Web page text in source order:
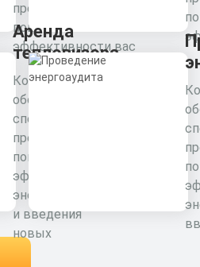
предприятия для
повышения
эффективности вас
Аренда
тепловизора
Комплексное
обследование
специалистами
предприятия для
повышения
эффективности
энергоресурсов
и введения
новых